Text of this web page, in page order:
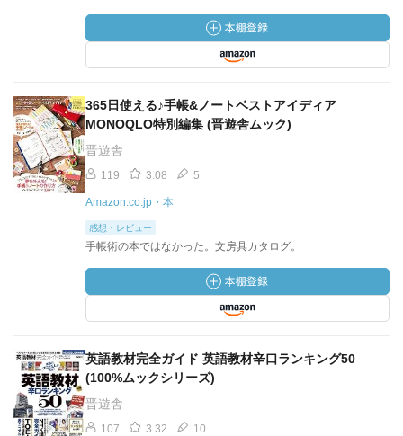
365日使える♪手帳&ノートベストアイディア
MONOQLO特別編集 (晋遊舎ムック)
晋遊舎
119 3.08 5
Amazon.co.jp・本
感想・レビュー
手帳術の本ではなかった。文房具カタログ。
英語教材完全ガイド 英語教材辛口ランキング50
(100%ムックシリーズ)
晋遊舎
107 3.32 10